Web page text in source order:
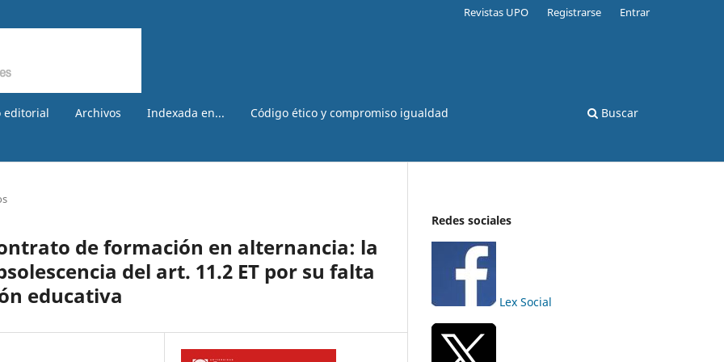
editorial Archivos Indexada en... Código ético y compromiso igualdad Buscar
Revistas UPO Registrarse Entrar
de formación en alternancia: la
del art. 11.2 ET por su falta
educativa
Redes sociales
Lex Social